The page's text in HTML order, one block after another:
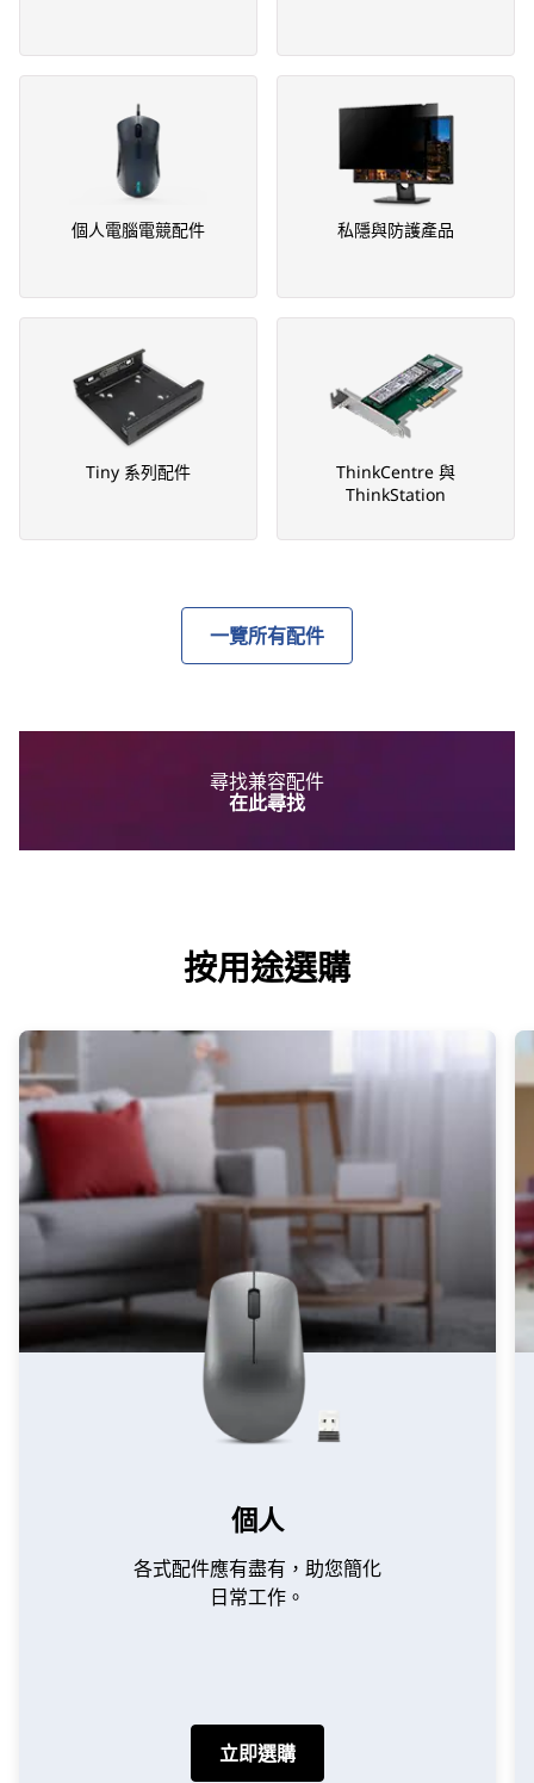
個人電腦電競配件 私隱與防護產品
Tiny 系列配件
ThinkCentre 與
ThinkStation
一覽所有配件
尋找兼容配件
在此尋找
按用途選購
個人
各式配件應有盡有，助您簡化
日常工作。
立即選購